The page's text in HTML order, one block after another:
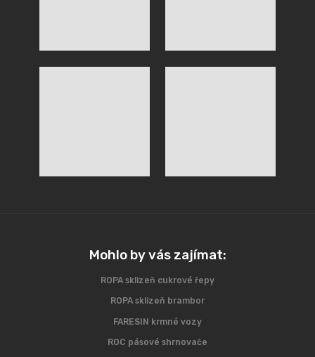
Mohlo by vás zajímat:
ROPA sklizeň cukrové řepy
ROPA sklizeň brambor
FARESIN krmné vozy
ROC pásové shrnovače